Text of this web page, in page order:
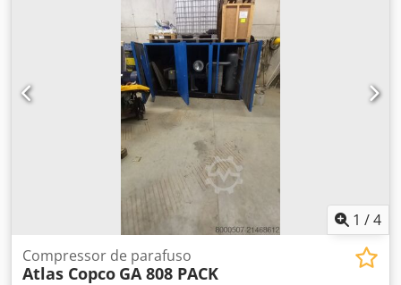
1 /4
Compressor de parafuso
Atlas Copco GA 808 PACK